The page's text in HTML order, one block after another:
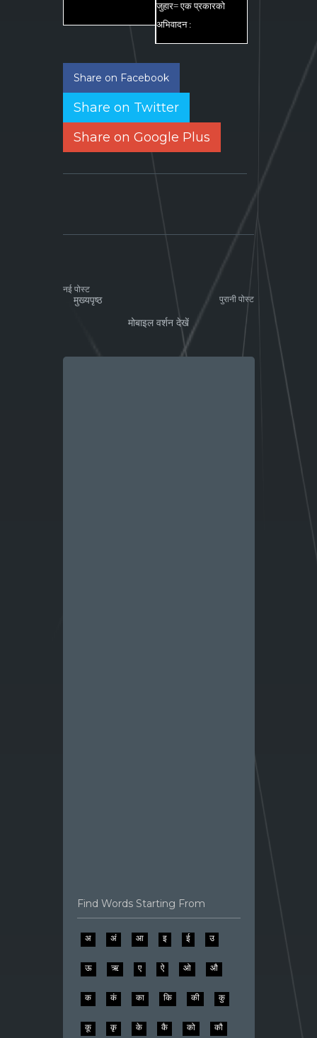
जुहार= एक प्रकारको
अभिवादन :
Share on Facebook
Share on Twitter
Share on Google Plus
नई पोस्ट
पुरानी पोस्ट
मुख्यपृष्ठ
मोबाइल वर्शन देखें
Find Words Starting From
अ अं आ इ ई उ
ऊ ऋ ए ऐ ओ औ
क कं का कि की कु
कू कृ के कै को कौ